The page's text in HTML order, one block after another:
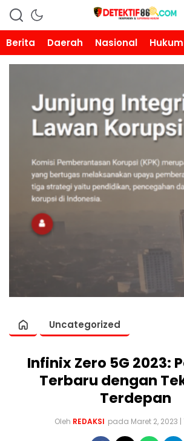
DETEKTIF86.COM
Berita
Daerah Nasional Hukum
Uncategorized
Infinix Zero 5G 2023:
Terbaru dengan
Terdepan
Oleh REDAKSI pada Maret 2, 2023 |